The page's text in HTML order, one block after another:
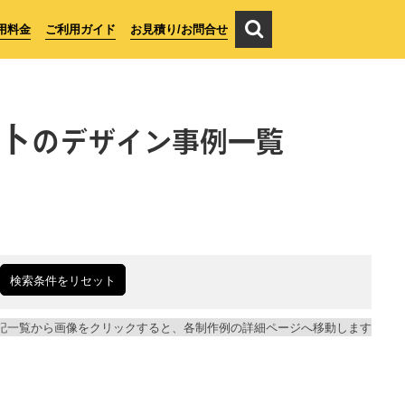
料金 ご利用ガイド お見積り/お問合せ
のデザイン事例一覧
検索条件をリセット
一覧から画像をクリックすると、各制作例の詳細ページへ移動します